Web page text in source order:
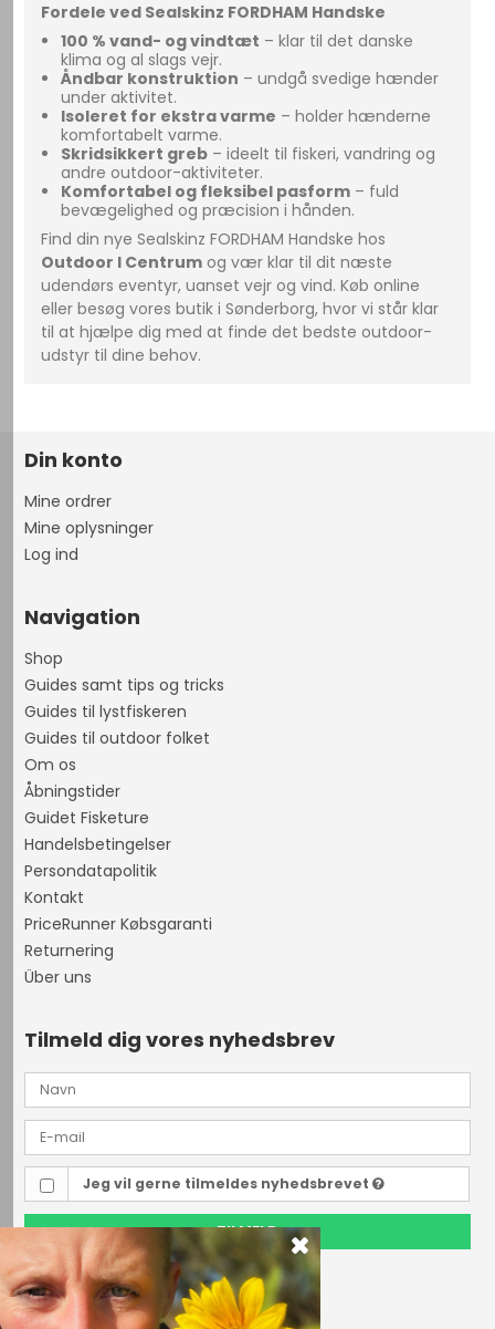
Fordele ved Sealskinz FORDHAM Handske
100 % vand- og vindtæt – klar til det danske
klima og al slags vejr.
Åndbar konstruktion – undgå svedige hænder
under aktivitet.
Isoleret for ekstra varme – holder hænderne
komfortabelt varme.
Skridsikkert greb– ideelt til fiskeri, vandring og
andre outdoor-aktiviteter.
Komfortabel og fleksibel pasform– fuld
bevægelighed og præcision i hånden.
Find din nye Sealskinz FORDHAM Handske hos
Outdoor I Centrum og vær klar til dit næste
udendørs eventyr, uanset vejr og vind. Køb online
eller besøg vores butik i Sønderborg, hvor vi står klar
til at hjælpe dig med at finde det bedste outdoor-
udstyr til dine behov.
Din konto
Mine ordrer
Mine oplysninger
Log ind
Navigation
Shop
Guides samt tips og tricks
Guides til lystfiskeren
Guides til outdoor folket
Om os
Åbningstider
Guidet Fisketure
Handelsbetingelser
Persondatapolitik
Kontakt
PriceRunner Købsgaranti
Returnering
Über uns
Tilmeld dig vores nyhedsbrev
Jeg vil gerne tilmeldes nyhedsbrevet
TILMELD
Outdoor i Centrum